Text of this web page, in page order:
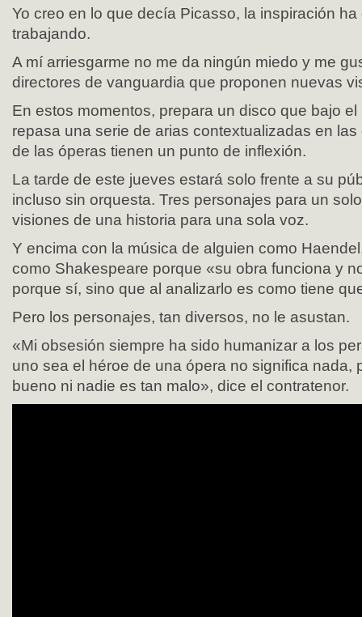
Yo creo en lo que decía Picasso, la inspiración ha
trabajando.
A mí arriesgarme no me da ningún miedo y me
directores de vanguardia que proponen nuevas
En estos momentos, prepara un disco que bajo
repasa una serie de arias contextualizadas en
de las óperas tienen un punto de inflexión.
La tarde de este jueves estará solo frente a su
incluso sin orquesta. Tres personajes para un
visiones de una historia para una sola voz.
Y encima con la música de alguien como
como Shakespeare porque «su obra funciona y
porque sí, sino que al analizarlo es como tiene
Pero los personajes, tan diversos, no le asustan.
«Mi obsesión siempre ha sido humanizar a los
uno sea el héroe de una ópera no significa nada,
bueno ni nadie es tan malo», dice el contratenor.